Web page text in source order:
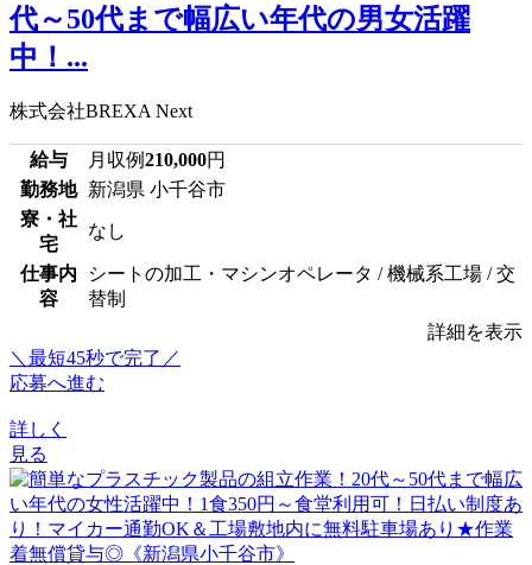
代～50代まで幅広い年代の男女活躍
中！...
株式会社BREXA Next
給与 月収例210,000円
勤務地
新潟県 小千谷市
寮・社
宅
なし
仕事内
容
シートの加工・マシンオペレータ / 機械系工場 / 交
替制
詳細を表示
＼最短45秒で完了／
応募へ進む
詳しく
見る